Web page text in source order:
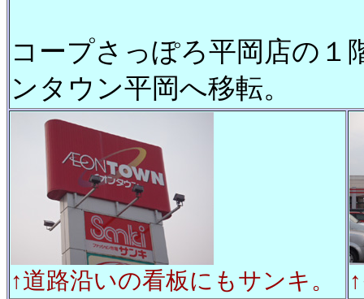
コープさっぽろ平岡店の
ンタウン平岡へ移転。
↑道路沿いの看板にもサンキ。